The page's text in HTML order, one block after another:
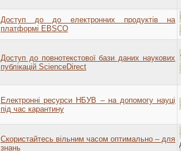
Доступ до до електронних продуктів на
платформі EBSCO
Доступ до повнотекстової бази даних наукових
публікацій ScienceDirect
Електронні ресурси НБУВ – на допомогу науці
під час карантину
Скористайтесь вільним часом оптимально – для
знань